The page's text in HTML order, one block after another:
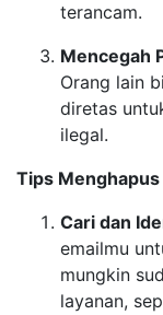
terancam.
Mencegah
Orang lain
diretas
ilegal.
Tips
Cari dan
emailmu
mungkin
layanan,